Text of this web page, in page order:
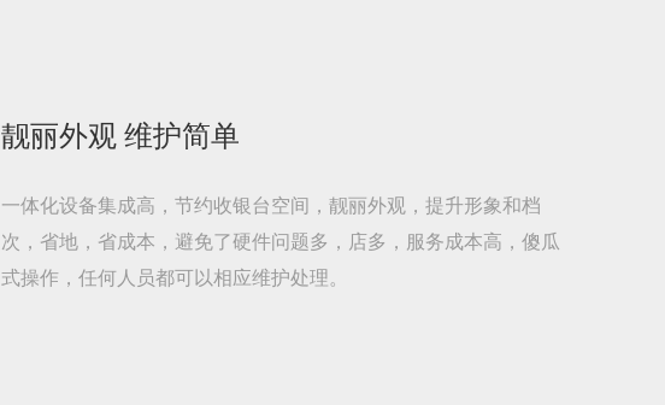
靓丽外观 维护简单
一体化设备集成高，节约收银台空间，靓丽外观，提升形象和档
次，省地，省成本，避免了硬件问题多，店多，服务成本高，傻瓜
式操作，任何人员都可以相应维护处理。